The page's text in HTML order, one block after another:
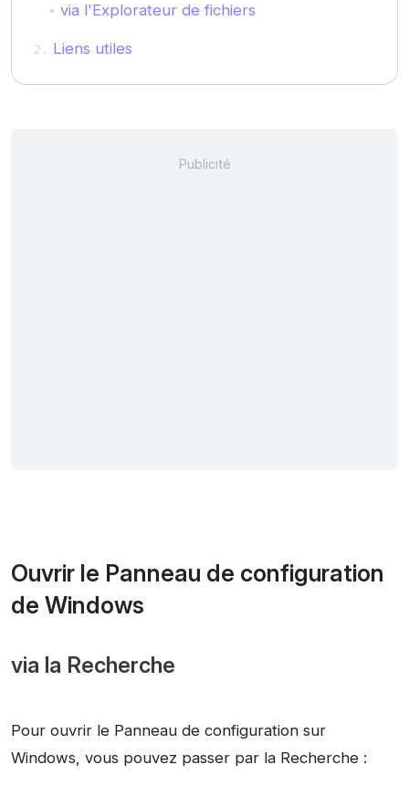
via l'Explorateur de fichiers
Liens utiles
Ouvrir le Panneau de configuration
de Windows
via la Recherche
Pour ouvrir le Panneau de configuration sur
Windows, vous pouvez passer par la Recherche :